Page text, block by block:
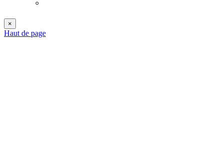
×
Haut de page